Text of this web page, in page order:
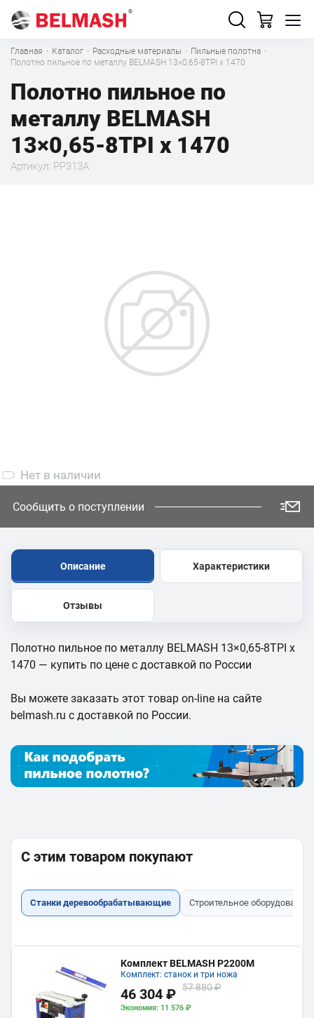
Главная · Каталог · Расходные материалы · Пильные полотна ·
Полотно пильное по металлу BELMASH 13×0,65-8TPI x 1470
Полотно пильное по
металлу BELMASH
13×0,65-8TPI x 1470
Артикул: PP313A
Нет в наличии
Сообщить о поступлении
Описание Характеристики
Отзывы
Полотно пильное по металлу BELMASH 13×0,65-8TPI x
1470 — купить по цене с доставкой по России
Вы можете заказать этот товар on-line на сайте
belmash.ru с доставкой по России.
С этим товаром покупают
Станки деревообрабатывающие Строительное оборудование
Комплект BELMASH P2200M
Комплект: станок и три ножа
46 304 ₽ 57 880 ₽
Экономия: 11 576 ₽